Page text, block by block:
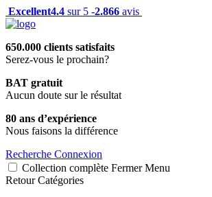
Excellent4.4 sur 5 -2.866 avis
650.000 clients satisfaits
Serez-vous le prochain?
BAT gratuit
Aucun doute sur le résultat
80 ans d’expérience
Nous faisons la différence
Recherche Connexion
Collection complète Fermer Menu
Retour Catégories